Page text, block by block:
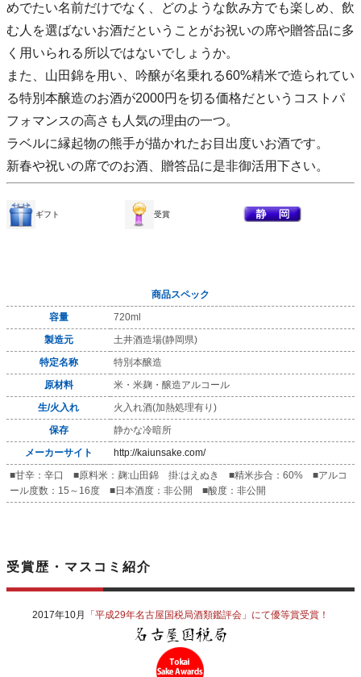
めでたい名前だけでなく、どのような飲み方でも楽しめ、飲
む人を選ばないお酒だということがお祝いの席や贈答品に多
く用いられる所以ではないでしょうか。
また、山田錦を用い、吟醸が名乗れる60%精米で造られてい
る特別本醸造のお酒が2000円を切る価格だというコストパ
フォマンスの高さも人気の理由の一つ。
ラベルに縁起物の熊手が描かれたお目出度いお酒です。
新春や祝いの席でのお酒、贈答品に是非御活用下さい。
ギフト 受賞
商品スペック
容量
720ml
製造元
土井酒造場(静岡県)
特定名称
特別本醸造
原材料
米・米麹・醸造アルコール
生/火入れ
火入れ酒(加熱処理有り)
保存
静かな冷暗所
メーカーサイト
http://kaiunsake.com/
■甘辛：辛口 ■原料米：麹:山田錦 掛:はえぬき ■精米歩合：60% ■アルコ
ール度数：15～16度 ■日本酒度：非公開 ■酸度：非公開
受賞歴・マスコミ紹介
2017年10月 「平成29年名古屋国税局酒類鑑評会」にて優等賞受賞！